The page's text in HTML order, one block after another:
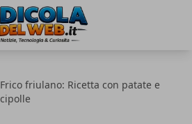
Frico friulano: Ricetta con patate e
cipolle